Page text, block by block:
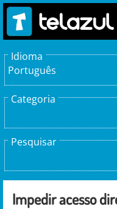
Idioma
Português
Categoria
Pesquisar
Impedir acesso